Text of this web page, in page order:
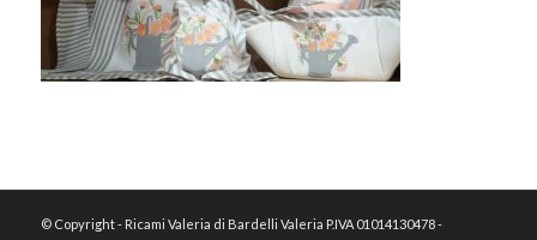
© Copyright - Ricami Valeria di Bardelli Valeria P.IVA 01014130478 -